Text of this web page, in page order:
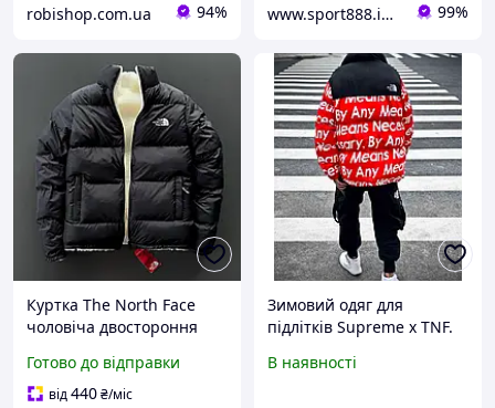
robishop.com.ua 94% www.sport888.in.ua 99%
Куртка The North Face
чоловіча двостороння
чорна
Готово до відправки
від440₴/міс
Зимовий одяг для
підлітків Supreme x TNF.
двоколірна Зе Норт Фейс
В наявності